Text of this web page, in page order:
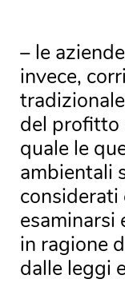
– le
invece,
del profitto
quale le
ambientali
considerati
esaminarsi
in ragione
dalle leggi